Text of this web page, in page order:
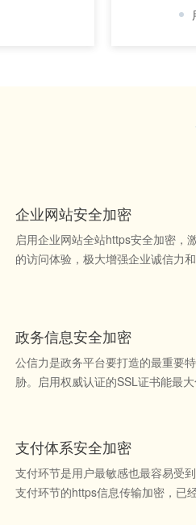
企业网站安全加密
启用企业网站全站https安全加密，
的访问体验，极大增强企业诚信力
政务信息安全加密
公信力是政务平台要打造的最重要
胁。启用权威认证的SSL证书能最
支付体系安全加密
支付环节是用户最敏感也最容易受
支付环节的https信息传输加密，已